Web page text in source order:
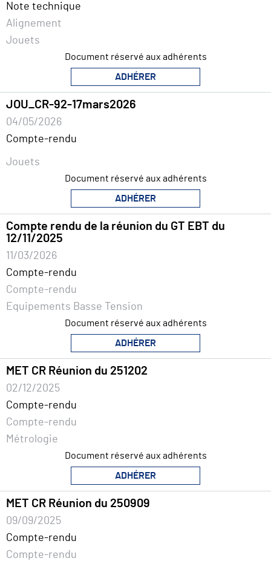
Note technique
Alignement
Jouets
Document réservé aux adhérents
ADHÉRER
JOU_CR-92-17mars2026
04/05/2026
Compte-rendu
Jouets
Document réservé aux adhérents
ADHÉRER
Compte rendu de la réunion du GT EBT du
12/11/2025
11/03/2026
Compte-rendu
Compte-rendu
Equipements Basse Tension
Document réservé aux adhérents
ADHÉRER
MET CR Réunion du 251202
02/12/2025
Compte-rendu
Compte-rendu
Métrologie
Document réservé aux adhérents
ADHÉRER
MET CR Réunion du 250909
09/09/2025
Compte-rendu
Compte-rendu